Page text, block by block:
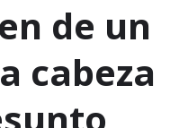
de un
cabeza